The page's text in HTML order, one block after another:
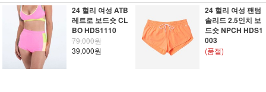
24 헐리 여성 ATB
레트로 보드숏 CL
BO HDS1110
79,000원
39,000원
24 헐리 여성 팬텀
솔리드 2.5인치 보
드숏 NPCH HDS1
003
(품절)